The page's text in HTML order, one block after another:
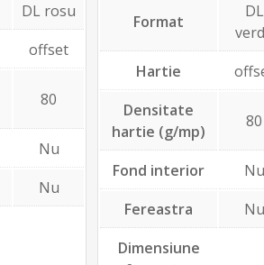
DL rosu
offset
80
Nu
Nu
Format
DL
Hartie
Densitate
hartie (g/mp)
80
Fond interior
Nu
Fereastra
Nu
Dimensiune